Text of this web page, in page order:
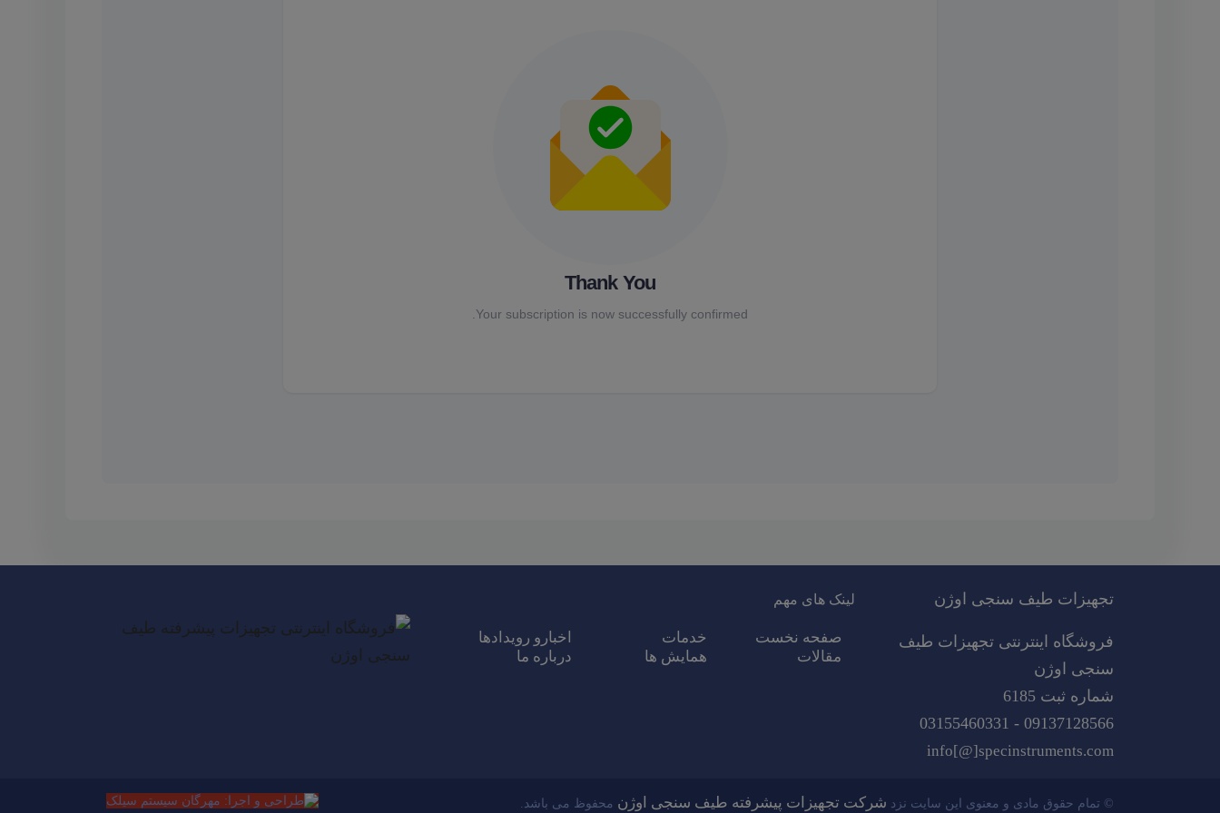
Thank You
Your subscription is now successfully confirmed.
تجهیزات طیف سنجی اوژن
فروشگاه اینترنتی تجهیزات طیف
سنجی اوژن
شماره ثبت 6185
09137128566 - 03155460331
info[@]specinstruments.com
لینک های مهم
صفحه نخست خدمات
اخبارو رویدادها
مقالات
همایش ها درباره ما
© تمام حقوق مادی و معنوی این سایت نزد شرکت تجهیزات پیشرفته طیف سنجی اوژن محفوظ می باشد.